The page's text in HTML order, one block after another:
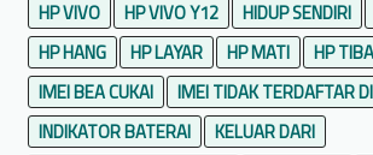
a
t
HP VIVO
HP VIVO Y12 HIDUP SENDIRI
HP HANG
HP LAYAR HP MATI
HP
IMEI BEA CUKAI
IMEI TIDAK TERDAFTAR
INDIKATOR BATERAI
KELUAR DARI